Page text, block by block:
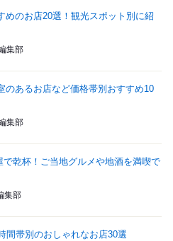
めのお店20選！観光スポット別に紹
集部
のあるお店など価格帯別おすすめ10
集部
乾杯！ご当地グルメや地酒を満喫で
集部
間帯別のおしゃれなお店30選